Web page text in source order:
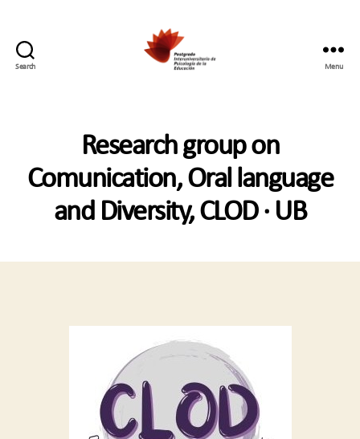
Search
de
Educación
Menu
Research group on
Comunication, Oral language
and Diversity, CLOD · UB